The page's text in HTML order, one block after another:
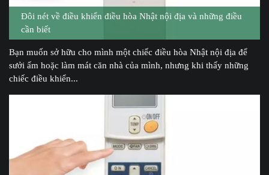
Đôi nét về điều khiển điều hòa Nhật nội địa và những điều
cần biết
Bạn muốn sở hữu cho mình một chiếc điều hòa Nhật nội địa để
sưởi ấm hoặc làm mát căn nhà của mình, nhưng khi thấy những
chiếc điều khiển...